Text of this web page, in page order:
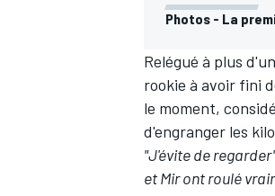
Photos - La
Relégué à plus
rookie à avoir fini
le moment,
d'engranger les
"J'évite de
et Mir ont roulé